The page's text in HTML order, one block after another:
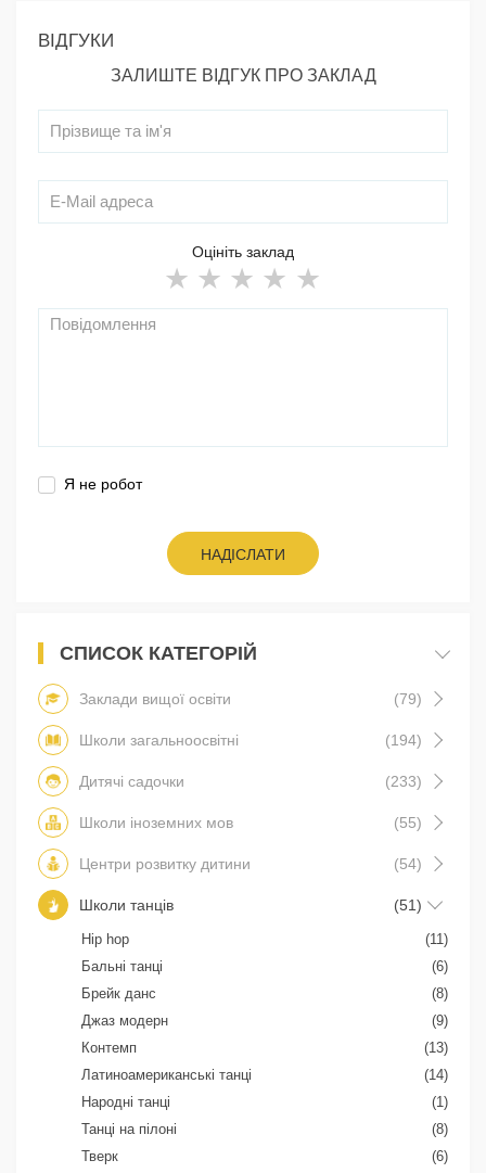
ВІДГУКИ
ЗАЛИШТЕ ВІДГУК ПРО ЗАКЛАД
Оцініть заклад
Я не робот
НАДІСЛАТИ
СПИСОК КАТЕГОРІЙ
Заклади вищої освіти (79)
Школи загальноосвітні (194)
Дитячі садочки (233)
Школи іноземних мов (55)
Центри розвитку дитини (54)
Школи танців (51)
Hip hop
(11)
Бальні танці
(6)
Брейк данс
(8)
Джаз модерн
(9)
Контемп
(13)
Латиноамериканські танці
(14)
Народні танці
(1)
Танці на пілоні
(8)
Тверк
(6)